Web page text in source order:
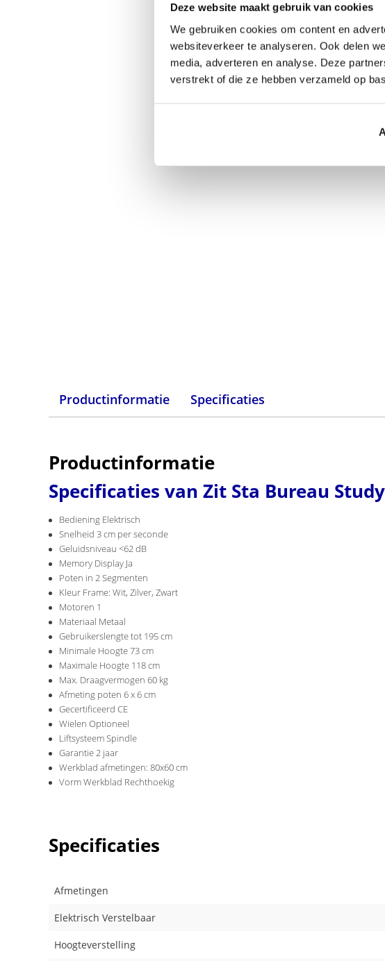
Deze website maakt gebruik van cookies
We gebruiken cookies om content en
websiteverkeer te analyseren. Ook delen
media, adverteren en analyse. Deze
verstrekt of die ze hebben verzameld op
Productinformatie Specificaties
Productinformatie
Specificaties van Zit Sta Bureau
Bediening Elektrisch
Snelheid 3 cm per seconde
Geluidsniveau <62 dB
Memory Display Ja
Poten in 2 Segmenten
Kleur Frame: Wit, Zilver, Zwart
Motoren 1
Materiaal Metaal
Gebruikerslengte tot 195 cm
Minimale Hoogte 73 cm
Maximale Hoogte 118 cm
Max. Draagvermogen 60 kg
Afmeting poten 6 x 6 cm
Gecertificeerd CE
Wielen Optioneel
Liftsysteem Spindle
Garantie 2 jaar
Werkblad afmetingen: 80x60 cm
Vorm Werkblad Rechthoekig
Specificaties
Afmetingen
Elektrisch Verstelbaar
Hoogteverstelling